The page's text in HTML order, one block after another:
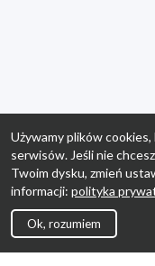
Używamy plików
serwisów. Jeśli nie
Twoim dysku, zmień
informacji: polityka
Ok, rozumiem